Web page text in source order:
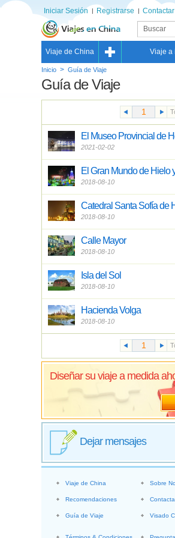
Iniciar Sesión Registrarse
Viaje de China Viaje a
Inicio > Guía de Viaje
Guía de Viaje
El Museo Provincial de
2021-02-02
El Gran Mundo de Hielo
2018-08-10
Catedral Santa Sofía de
2018-08-10
Calle Mayor
2018-08-10
Isla del Sol
2018-08-10
Hacienda Volga
2018-08-10
Diseñar su viaje a medida
Dejar mensajes
Viaje de China
Recomendaciones
Guía de Viaje
Sobre
Visado